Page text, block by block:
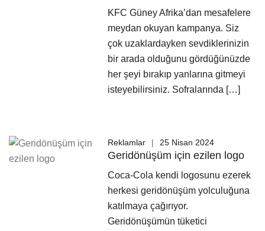
KFC Güney Afrika’dan mesafelere
meydan okuyan kampanya. Siz
çok uzaklardayken sevdiklerinizin
bir arada olduğunu gördüğünüzde
her şeyi bırakıp yanlarına gitmeyi
isteyebilirsiniz. Sofralarında […]
Reklamlar 25 Nisan 2024
Geridönüşüm için ezilen logo
Coca-Cola kendi logosunu ezerek
herkesi geridönüşüm yolculuğuna
katılmaya çağırıyor.
Geridönüşümün tüketici